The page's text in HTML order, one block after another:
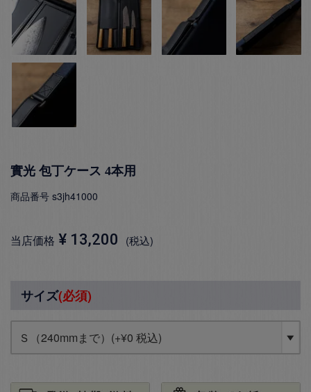
實光 包丁ケース 4本用
商品番号 s3jh41000
当店価格 ¥ 13,200 税込
サイズ(必須)